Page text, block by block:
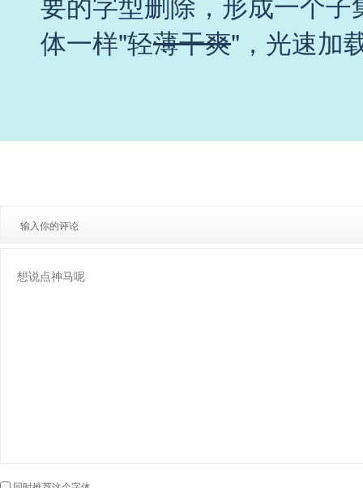
体一样"轻薄干爽"，光速加
输入你的评论